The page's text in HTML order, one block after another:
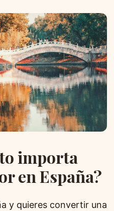
importa
en España?
y quieres convertir una